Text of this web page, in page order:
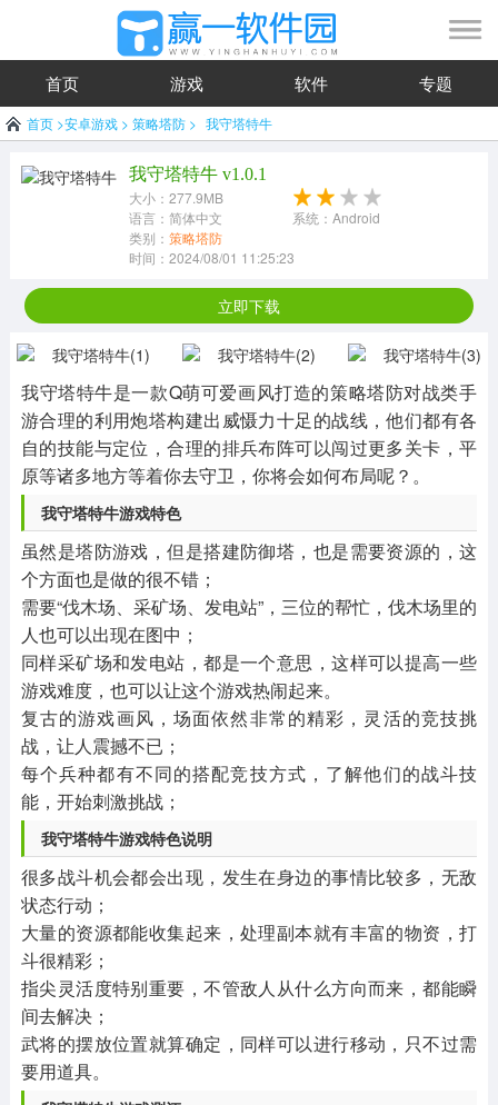
首页 游戏 软件 专题
首页 >安卓游戏 > 策略塔防 > 我守塔特牛
我守塔特牛 v1.0.1
大小：277.9MB
语言：简体中文
系统：Android
类别： 策略塔防
时间：2024/08/01 11:25:23
立即下载
我守塔特牛是一款Q萌可爱画风打造的策略塔防对战类手
游合理的利用炮塔构建出威慑力十足的战线，他们都有各
自的技能与定位，合理的排兵布阵可以闯过更多关卡，平
原等诸多地方等着你去守卫，你将会如何布局呢？。
我守塔特牛游戏特色
虽然是塔防游戏，但是搭建防御塔，也是需要资源的，这
个方面也是做的很不错；
需要“伐木场、采矿场、发电站”，三位的帮忙，伐木场里的
人也可以出现在图中；
同样采矿场和发电站，都是一个意思，这样可以提高一些
游戏难度，也可以让这个游戏热闹起来。
复古的游戏画风，场面依然非常的精彩，灵活的竞技挑
战，让人震撼不已；
每个兵种都有不同的搭配竞技方式，了解他们的战斗技
能，开始刺激挑战；
我守塔特牛游戏特色说明
很多战斗机会都会出现，发生在身边的事情比较多，无敌
状态行动；
大量的资源都能收集起来，处理副本就有丰富的物资，打
斗很精彩；
指尖灵活度特别重要，不管敌人从什么方向而来，都能瞬
间去解决；
武将的摆放位置就算确定，同样可以进行移动，只不过需
要用道具。